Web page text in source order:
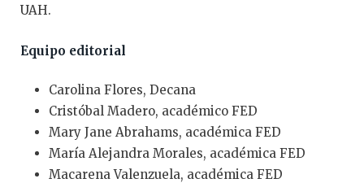
UAH.
Equipo editorial
Carolina Flores, Decana
Cristóbal Madero, académico FED
Mary Jane Abrahams, académica FED
María Alejandra Morales, académica FED
Macarena Valenzuela, académica FED